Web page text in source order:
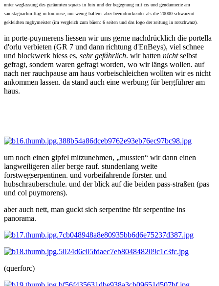
unter weglassung des geräumten squats in foix und der begegnung mit crs und gendarmerie am
samstagnachmittag in toulouse, nur wenig ballerei aber beeindruckender als die 20000 schwarzrot
gekleidten rugbymeister (im vergleich zum bären: 6 seiten und das logo der zeitung in rotschwarz).
in porte-puymerens liessen wir uns gerne nachdrücklich die portella
d'orlu verbieten (GR 7 und dann richtung d'EnBeys), viel schnee
und blockwerk hiess es, sehr gefährlich. wir hatten nichtselbst
gefragt, sondern waren gefragt worden, wo wir längs wollen. auf
nach ner rauchpause am haus vorbeischleichen wollten wir es nicht
ankommen lassen. da stand auch eine werbung für bergführer am
haus.
um noch einen gipfel mitzunehmen, „mussten“ wir dann einen
langweiligeren aller berge rauf. stundenlang weite
forstwegserpentinen. und vorbeifahrende förster. und
hubschrauberschule. und der blick auf die beiden pass-straßen (pas
und col puymorens).
aber auch nett, man guckt sich serpentine für serpentine ins
panorama.
(querforc)